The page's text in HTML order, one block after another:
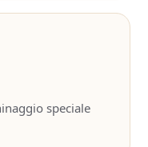
speciale